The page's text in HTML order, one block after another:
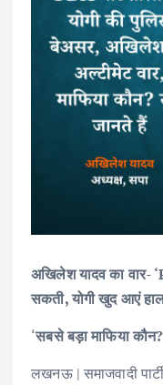
अखिलेश यादव का वार-
सकती, योगी खुद आएं
‘सबसे बड़ा माफिया
लखनऊ | समाजवादी